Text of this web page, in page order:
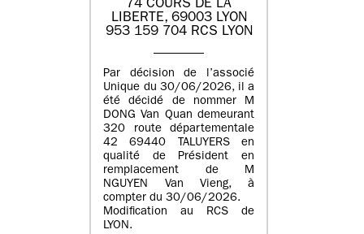
74 COURS DE LA
LIBERTE, 69003 LYON
953 159 704 RCS LYON
Par décision de l’associé
Unique du 30/06/2026, il a
été décidé de nommer M
DONG Van Quan demeurant
320 route départementale
42 69440 TALUYERS en
qualité de Président en
remplacement de M
NGUYEN Van Vieng, à
compter du 30/06/2026.
Modification au RCS de
LYON.